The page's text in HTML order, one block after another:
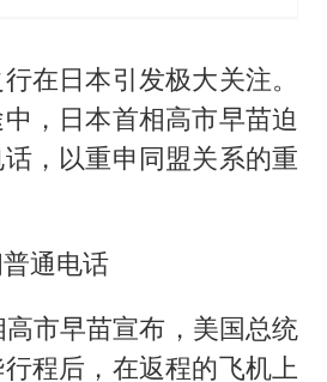
在日本引发极大关注。
，日本首相高市早苗迫
，以重申同盟关系的重
通电话
市早苗宣布，美国总统
程后，在返程的飞机上